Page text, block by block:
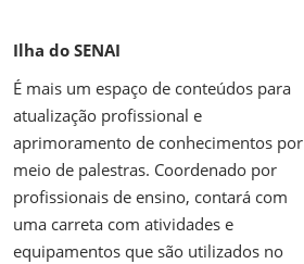
Ilha do SENAI
É mais um espaço de conteúdos para
atualização profissional e
aprimoramento de conhecimentos por
meio de palestras. Coordenado por
profissionais de ensino, contará com
uma carreta com atividades e
equipamentos que são utilizados no